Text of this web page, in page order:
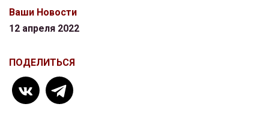
Ваши Новости
12 апреля 2022
ПОДЕЛИТЬСЯ